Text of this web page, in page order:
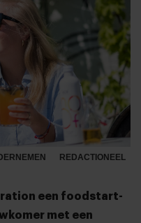
REDACTIONEEL
een foodstart-
met een